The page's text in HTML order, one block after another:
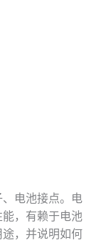
电池接点。电
，有赖于电池
，并说明如何